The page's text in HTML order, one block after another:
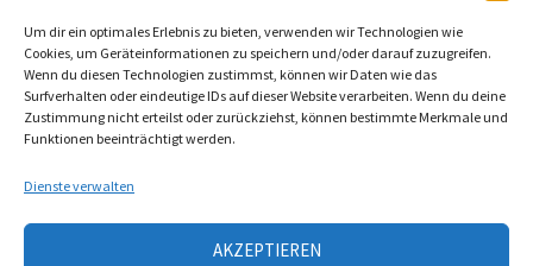
Um dir ein optimales Erlebnis zu bieten, verwenden wir Technologien wie
Cookies, um Geräteinformationen zu speichern und/oder darauf zuzugreifen.
Wenn du diesen Technologien zustimmst, können wir Daten wie das
Surfverhalten oder eindeutige IDs auf dieser Website verarbeiten. Wenn du deine
Zustimmung nicht erteilst oder zurückziehst, können bestimmte Merkmale und
Funktionen beeinträchtigt werden.
Dienste verwalten
AKZEPTIEREN